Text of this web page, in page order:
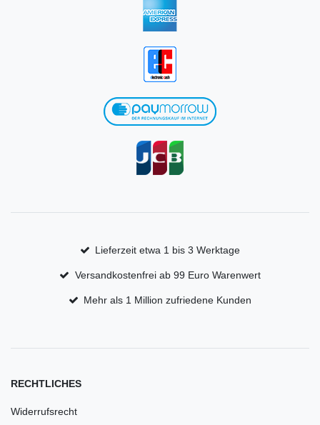
Lieferzeit etwa 1 bis 3 Werktage
Versandkostenfrei ab 99 Euro Warenwert
Mehr als 1 Million zufriedene Kunden
RECHTLICHES
Widerrufsrecht